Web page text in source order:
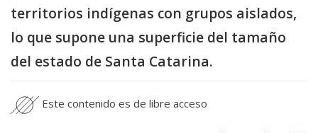
territorios indígenas con grupos aislados,
lo que supone una superficie del tamaño
del estado de Santa Catarina.
Este contenido es de libre acceso